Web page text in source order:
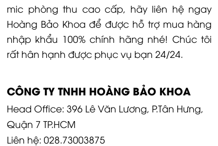
mic phòng thu cao cấp, hãy liên hệ ngay
Hoàng Bảo Khoa để được hỗ trợ mua hàng
nhập khẩu 100% chính hãng nhé! Chúc tôi
rất hân hạnh được phục vụ bạn 24/24.
CÔNG TY TNHH HOÀNG BẢO KHOA
Head Office: 396 Lê Văn Lương, P.Tân Hưng,
Quận 7 TP.HCM
Liên hệ: 028.73003875